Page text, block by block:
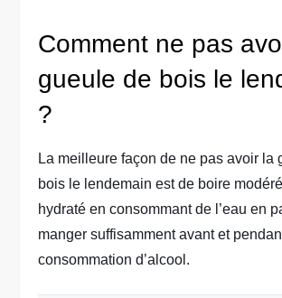
Comment ne pas
gueule de bois le
?
La meilleure façon de ne pas avoir la
bois le lendemain est de boire
hydraté en consommant de l’eau en
manger suffisamment avant et
consommation d’alcool.